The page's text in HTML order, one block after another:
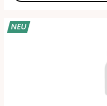
NEU